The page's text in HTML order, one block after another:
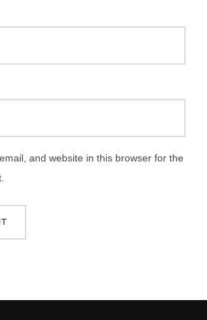
and website in this browser for the